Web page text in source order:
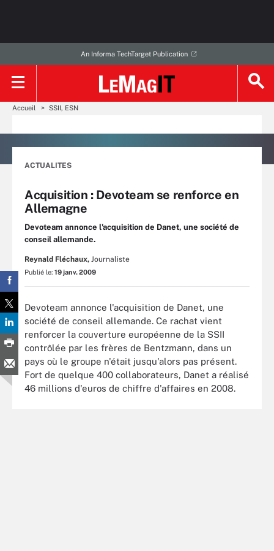
An Informa TechTarget Publication
Accueil SSII, ESN
ACTUALITES
Acquisition : Devoteam se renforce en
Allemagne
Devoteam annonce l'acquisition de Danet, une société de
conseil allemande.
Reynald Fléchaux, Journaliste
Publié le: 19 janv. 2009
Devoteam annonce l'acquisition de Danet, une
société de conseil allemande. Ce rachat vient
renforcer la couverture européenne de la SSII
contrôlée par les frères de Bentzmann, dans un
pays où le groupe n'était jusqu'alors pas présent.
Fort de quelque 400 collaborateurs, Danet a réalisé
46 millions d'euros de chiffre d'affaires en 2008.